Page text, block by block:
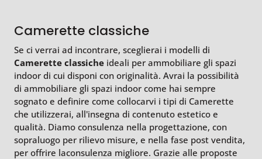
Camerette classiche
Se ci verrai ad incontrare, sceglierai i modelli di
Camerette classiche ideali per ammobiliare gli spazi
indoor di cui disponi con originalità. Avrai la possibilità
di ammobiliare gli spazi indoor come hai sempre
sognato e definire come collocarvi i tipi di Camerette
che utilizzerai, all'insegna di contenuto estetico e
qualità. Diamo consulenza nella progettazione, con
sopraluogo per rilievo misure, e nella fase post vendita,
per offrire laconsulenza migliore. Grazie alle proposte